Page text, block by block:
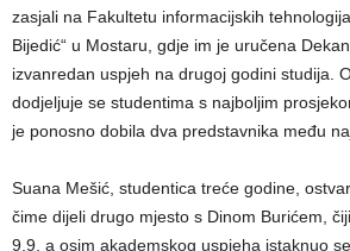
zasjali na Fakultetu informacijskih
Bijedić“ u Mostaru, gdje im je uručena
izvanredan uspjeh na drugoj godini studija.
dodjeljuje se studentima s najboljim
je ponosno dobila dva predstavnika među
Suana Mešić, studentica treće godine,
čime dijeli drugo mjesto s Dinom Burićem,
9,9, a osim akademskog uspjeha istaknuo